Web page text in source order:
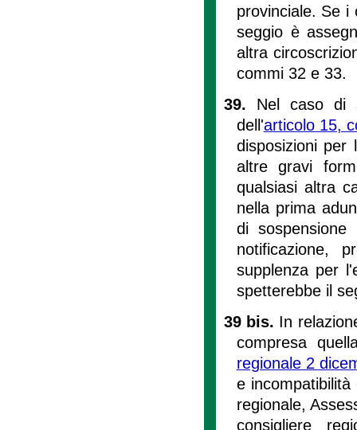
provinciale. Se i
seggio è
altra
commi 32 e 33.
39. Nel caso di
dell'articolo 15,
disposizioni per
altre gravi
qualsiasi altra
nella prima
di
notificazione,
supplenza per
spetterebbe il
39 bis. In
compresa
regionale 2
e
regionale,
consigliere